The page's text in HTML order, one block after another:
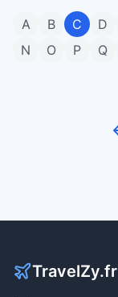
A B C D
N
O P Q
TravelZy.fr